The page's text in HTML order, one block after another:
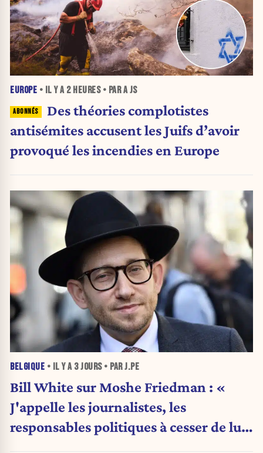
EUROPE • IL Y A 2 HEURES• PAR A JS
Des théories complotistes
antisémites accusent les Juifs d’avoir
provoqué les incendies en Europe
BELGIQUE • IL Y A 3 JOURS• PAR J.PE
Bill White sur Moshe Friedman : «
J'appelle les journalistes, les
responsables politiques à cesser de lui